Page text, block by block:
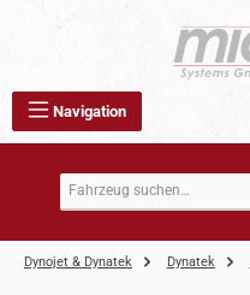
Navigation
Dynojet & Dynatek Dynatek